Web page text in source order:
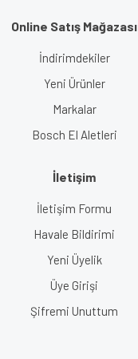
Online Satış Mağazası
İndirimdekiler
Yeni Ürünler
Markalar
Bosch El Aletleri
İletişim
İletişim Formu
Havale Bildirimi
Yeni Üyelik
Üye Girişi
Şifremi Unuttum